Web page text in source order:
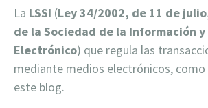
La LSSI (Ley 34/2002, de 11 de
de la Sociedad de la Información
Electrónico) que regula las
mediante medios electrónicos, como
este blog.